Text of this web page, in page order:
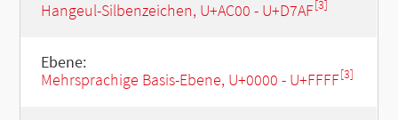
Hangeul-Silbenzeichen, U+AC00 - U+D7AF[3]
Ebene:
Mehrsprachige Basis-Ebene, U+0000 - U+FFFF[3]